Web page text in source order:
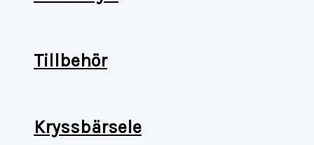
Tillbehör
Kryssbärsele